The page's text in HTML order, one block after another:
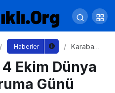
Haberler
Karabağl
Ekim
Dünya
Hayvanla
rı Koruma
Ekim Dünya
Günü
Geleceğe daha hazır bir